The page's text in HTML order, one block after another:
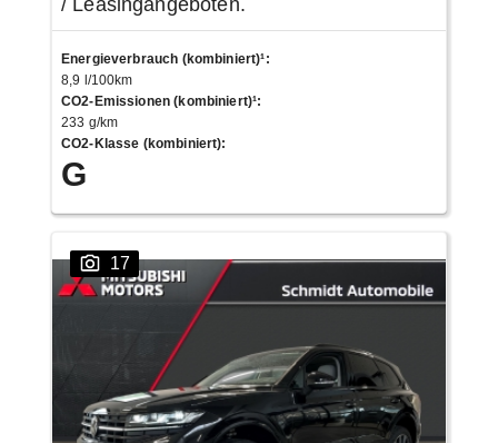
Energieverbrauch (kombiniert)¹:
8,9 l/100km
CO2-Emissionen (kombiniert)¹:
233 g/km
CO2-Klasse (kombiniert):
G
17